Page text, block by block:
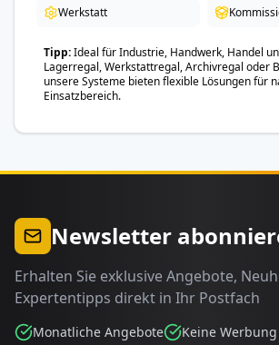
Werkstatt
Tipp Ideal für Industrie, Handwerk, Handel
Lagerregal, Werkstattregal, Archivregal oder
unsere Systeme bieten flexible Lösungen für
Einsatzbereich.
Newsletter
Erhalten Sie exklusive Angebote,
Expertentipps direkt in Ihr Postfach
Monatliche Angebote Keine Werbung